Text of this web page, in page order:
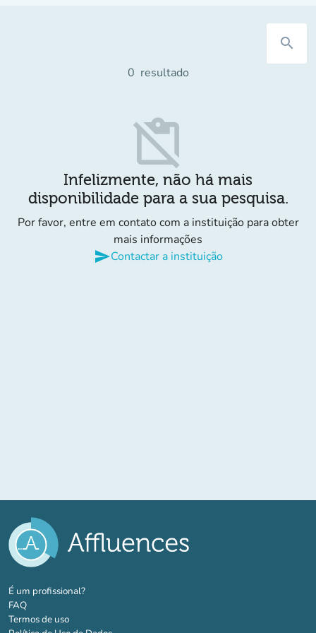
search
0 resultado
content_paste_off
Infelizmente, não há mais
disponibilidade para a sua pesquisa.
Por favor, entre em contato com a instituição para obter
mais informações
sendContactar a instituição
É um profissional?(novo separador)
FAQ
Termos de uso